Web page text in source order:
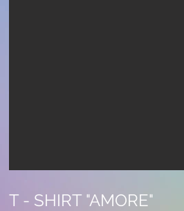
T - SHIRT "AMORE"